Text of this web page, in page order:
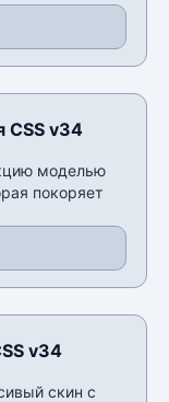
CSS v34
моделью
покоряет
v34
скин с